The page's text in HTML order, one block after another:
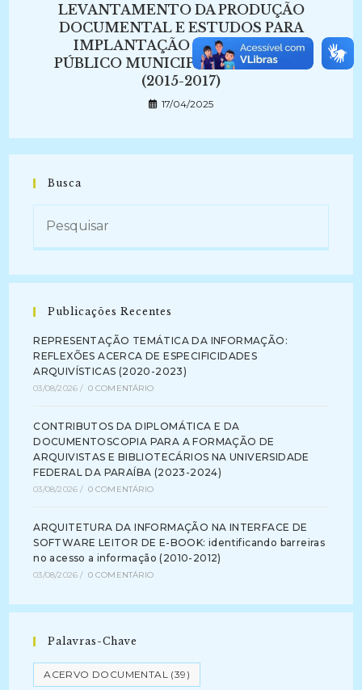
LEVANTAMENTO DA PRODUÇÃO
DOCUMENTAL E ESTUDOS PARA
IMPLANTAÇÃO DE ARQUIVO
PÚBLICO MUNICIPAL DE MARÍLIA
(2015-2017)
17/04/2025
Busca
Publicações Recentes
REPRESENTAÇÃO TEMÁTICA DA INFORMAÇÃO:
REFLEXÕES ACERCA DE ESPECIFICIDADES
ARQUIVÍSTICAS (2020-2023)
03/08/2026 / 0 COMENTÁRIO
CONTRIBUTOS DA DIPLOMÁTICA E DA
DOCUMENTOSCOPIA PARA A FORMAÇÃO DE
ARQUIVISTAS E BIBLIOTECÁRIOS NA UNIVERSIDADE
FEDERAL DA PARAÍBA (2023-2024)
03/08/2026 / 0 COMENTÁRIO
ARQUITETURA DA INFORMAÇÃO NA INTERFACE DE
SOFTWARE LEITOR DE E-BOOK: identificando barreiras
no acesso a informação (2010-2012)
03/08/2026 / 0 COMENTÁRIO
Palavras-Chave
ACERVO DOCUMENTAL (39)